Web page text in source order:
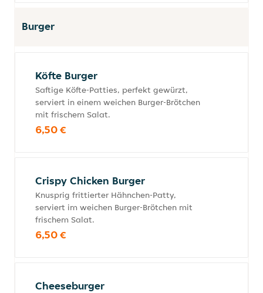
Burger
Köfte Burger
Saftige Köfte-Patties, perfekt gewürzt,
serviert in einem weichen Burger-Brötchen
mit frischem Salat.
6,50 €
Crispy Chicken Burger
Knusprig frittierter Hähnchen-Patty,
serviert im weichen Burger-Brötchen mit
frischem Salat.
6,50 €
Cheeseburger